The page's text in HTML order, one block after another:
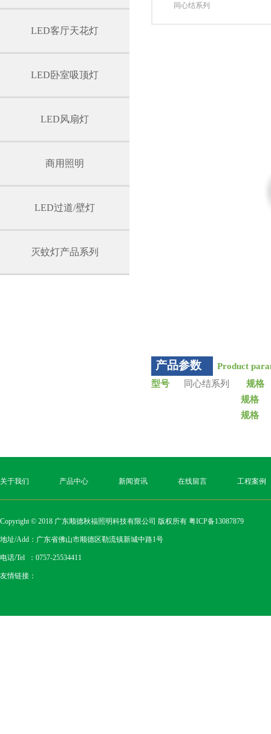
LED客厅天花灯
LED卧室吸顶灯
LED风扇灯
商用照明
LED过道/壁灯
灭蚊灯产品系列
同心结系列
产品参数
Product
型号 同心结系列 规格
规格
规格
关于我们 产品中心 新闻资讯 在线留言 工程案例
Copyright © 2018 广东顺德秋福照明科技有限公司 版权所有 粤ICP备13087879
地址/Add：广东省佛山市顺德区勒流镇新城中路1号
电话/Tel ：0757-25534411
友情链接：